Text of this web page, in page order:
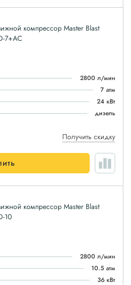
компрессор Master Blast
7+AC
2800 л/мин
7 атм
24 кВт
дизель
Получить скидку
компрессор Master Blast
10
2800 л/мин
10.5 атм
36 кВт